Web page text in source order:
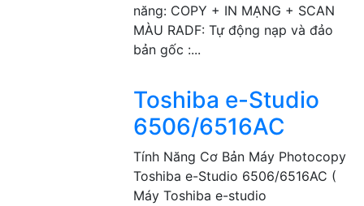
năng: COPY + IN MẠNG + SCAN
MÀU RADF: Tự động nạp và đảo
bản gốc :...
Toshiba e-Studio
6506/6516AC
Tính Năng Cơ Bản Máy Photocopy
Toshiba e-Studio 6506/6516AC (
Máy Toshiba e-studio